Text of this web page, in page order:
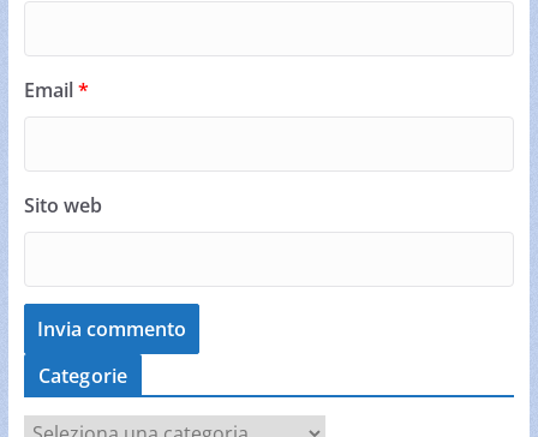
Email*
Sito web
Categorie